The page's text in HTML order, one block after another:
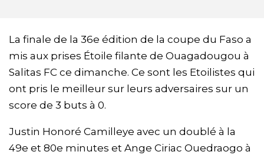
La finale de la 36e édition de la coupe du Faso a
mis aux prises Étoile filante de Ouagadougou à
Salitas FC ce dimanche. Ce sont les Etoilistes qui
ont pris le meilleur sur leurs adversaires sur un
score de 3 buts à 0.
Justin Honoré Camilleye avec un doublé à la
49e et 80e minutes et Ange Ciriac Ouedraogo à